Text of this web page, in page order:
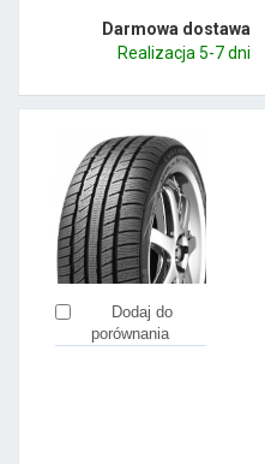
Darmowa dostawa
Realizacja 5-7 dni
Dodaj do
porównania